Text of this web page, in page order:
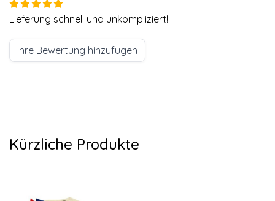
Lieferung schnell und unkompliziert!
Ihre Bewertung hinzufügen
Kürzliche Produkte